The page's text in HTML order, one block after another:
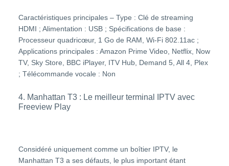
Caractéristiques principales – Type : Clé de streaming
HDMI ; Alimentation : USB ; Spécifications de base :
Processeur quadricœur, 1 Go de RAM, Wi-Fi 802.11ac ;
Applications principales : Amazon Prime Video, Netflix, Now
TV, Sky Store, BBC iPlayer, ITV Hub, Demand 5, All 4, Plex
; Télécommande vocale : Non
4. Manhattan T3 : Le meilleur terminal IPTV avec
Freeview Play
Considéré uniquement comme un boîtier IPTV, le
Manhattan T3 a ses défauts, le plus important étant